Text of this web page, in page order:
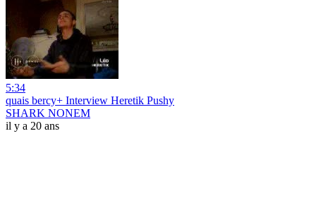
5:34
quais bercy+ Interview Heretik Pushy
SHARK NONEM
il y a 20 ans